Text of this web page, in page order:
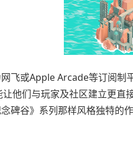
或Apple Arcade等订阅制
他们与玩家及社区建立更
碑谷》系列那样风格独特的作